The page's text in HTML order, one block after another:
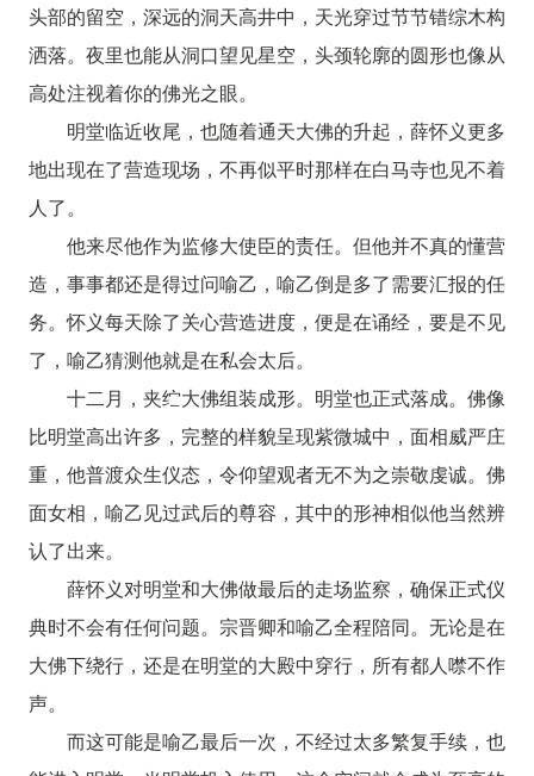
头部的留空，深远的洞天高井中，天光穿过节节错综木构
洒落。夜里也能从洞口望见星空，头颈轮廓的圆形也像从
高处注视着你的佛光之眼。
明堂临近收尾，也随着通天大佛的升起，薛怀义更多
地出现在了营造现场，不再似平时那样在白马寺也见不着
人了。
他来尽他作为监修大使臣的责任。但他并不真的懂营
造，事事都还是得过问喻乙，喻乙倒是多了需要汇报的任
务。怀义每天除了关心营造进度，便是在诵经，要是不见
了，喻乙猜测他就是在私会太后。
十二月，夹纻大佛组装成形。明堂也正式落成。佛像
比明堂高出许多，完整的样貌呈现紫微城中，面相威严庄
重，他普渡众生仪态，令仰望观者无不为之崇敬虔诚。佛
面女相，喻乙见过武后的尊容，其中的形神相似他当然辨
认了出来。
薛怀义对明堂和大佛做最后的走场监察，确保正式仪
典时不会有任何问题。宗晋卿和喻乙全程陪同。无论是在
大佛下绕行，还是在明堂的大殿中穿行，所有都人噤不作
声。
而这可能是喻乙最后一次，不经过太多繁复手续，也